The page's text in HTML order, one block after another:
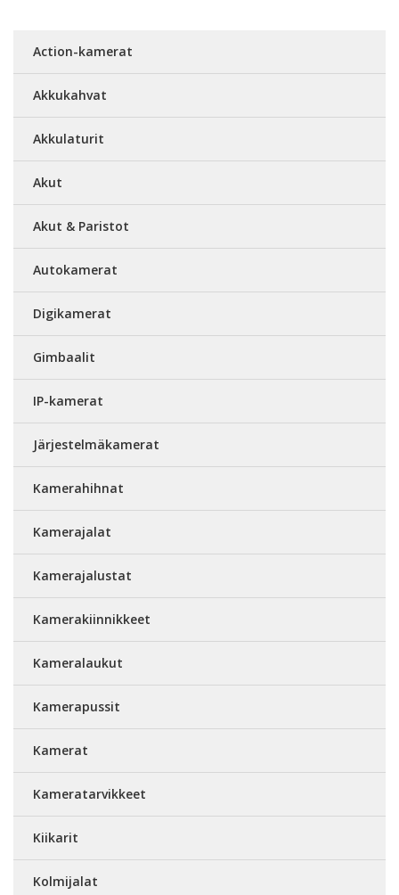
Action-kamerat
Akkukahvat
Akkulaturit
Akut
Akut & Paristot
Autokamerat
Digikamerat
Gimbaalit
IP-kamerat
Järjestelmäkamerat
Kamerahihnat
Kamerajalat
Kamerajalustat
Kamerakiinnikkeet
Kameralaukut
Kamerapussit
Kamerat
Kameratarvikkeet
Kiikarit
Kolmijalat